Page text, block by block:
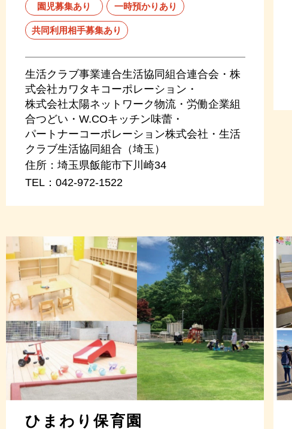
園児募集あり 一時預かりあり
共同利用相手募集あり
生活クラブ事業連合生活協同組合連合会・株
式会社カワタキコーポレーション・
株式会社太陽ネットワーク物流・労働企業組
合つどい・W.COキッチン味蕾・
パートナーコーポレーション株式会社・生活
クラブ生活協同組合（埼玉）
住所： 埼玉県飯能市下川崎34
TEL： 042-972-1522
ひまわり保育園